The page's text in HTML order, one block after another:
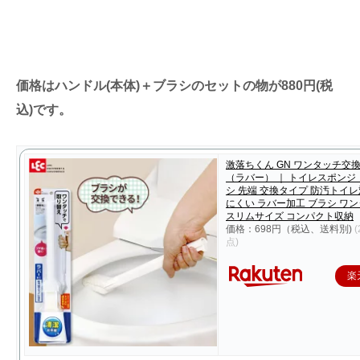
価格はハンドル(本体)＋ブラシのセットの物が880円(税
込)です。
激落ちくん GN ワンタッチ交
（ラバー） ｜ トイレスポン
シ 先端 交換タイプ 防汚トイ
にくい ラバー加工 ブラシ ワ
スリムサイズ コンパクト収納
価格：698円（税込、送料別)
点)
楽